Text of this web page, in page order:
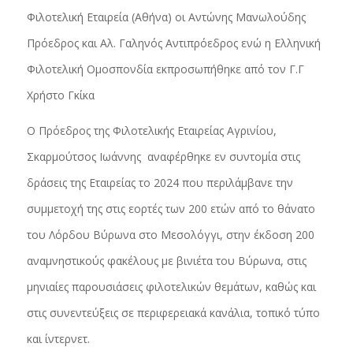
Φιλοτελική Εταιρεία (Αθήνα) οι Αντώνης Μανωλούδης
Πρόεδρος και Αλ. Γαληνός Αντιπρόεδρος ενώ η Ελληνική
Φιλοτελική Ομοσπονδία εκπροσωπήθηκε από τον Γ.Γ
Χρήστο Γκίκα
Ο Πρόεδρος της Φιλοτελικής Εταιρείας Αγρινίου,
Σκαρμούτσος Ιωάννης αναφέρθηκε εν συντομία στις
δράσεις της Εταιρείας το 2024 που περιλάμβανε την
συμμετοχή της στις εορτές των 200 ετών από το θάνατο
του Λόρδου Βύρωνα στο Μεσολόγγι, στην έκδοση 200
αναμνηστικούς φακέλους με βινιέτα του Βύρωνα, στις
μηνιαίες παρουσιάσεις φιλοτελικών θεμάτων, καθώς και
στις συνεντεύξεις σε περιφερειακά κανάλια, τοπικό τύπο
και ίντερνετ.